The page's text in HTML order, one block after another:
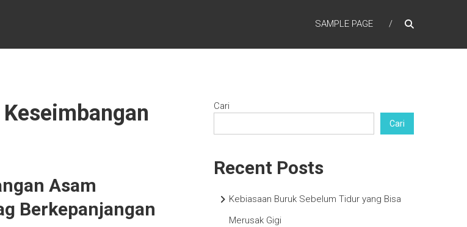
SAMPLE PAGE
Asam
Berkepanjangan
Cari
Cari
Recent Posts
Kebiasaan Buruk Sebelum Tidur yang Bisa
Merusak Gigi